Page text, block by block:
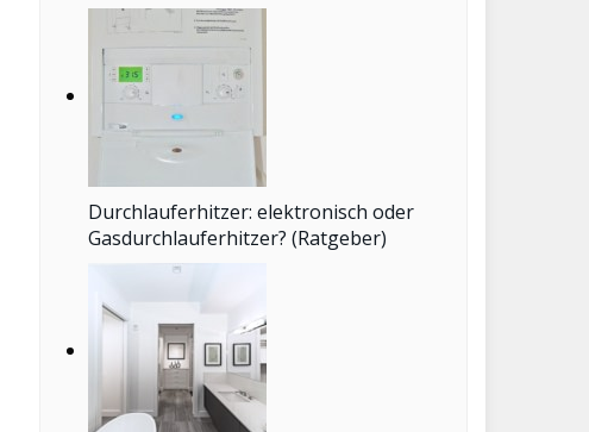
Durchlauferhitzer: elektronisch oder
Gasdurchlauferhitzer? (Ratgeber)